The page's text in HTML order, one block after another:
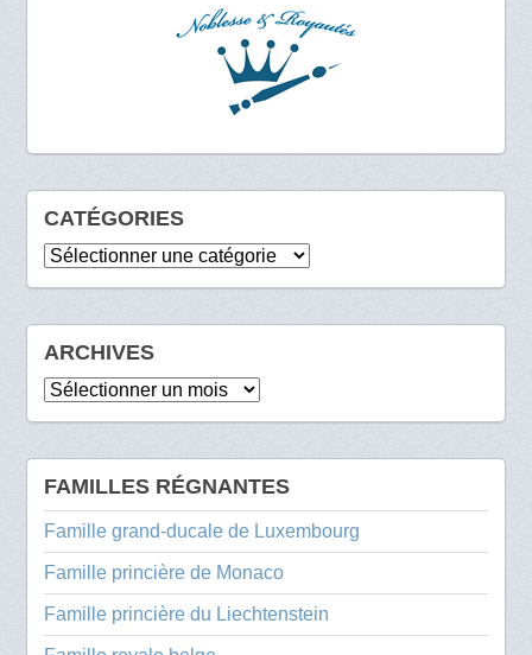
CATÉGORIES
Catégories
ARCHIVES
Archives
FAMILLES RÉGNANTES
Famille grand-ducale de Luxembourg
Famille princière de Monaco
Famille princière du Liechtenstein